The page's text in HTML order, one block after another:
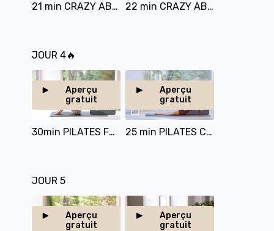
21 min CRAZY ABDOS 22 min CRAZY ABDOS & BOOTY
JOUR 4🔥
31:11
Aperçu
gratuit
30min PILATES FULL BODY
25:30
Aperçu
gratuit
25 min PILATES CRAZY BOOTY & JAMBES DE RÊVE
JOUR 5
Aperçu
gratuit
Aperçu
gratuit